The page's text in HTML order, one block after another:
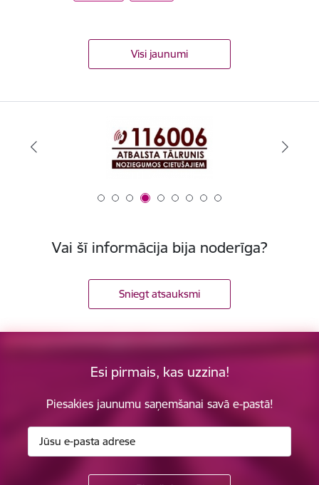
Visi jaunumi
Vai šī informācija bija noderīga?
Sniegt atsauksmi
Esi pirmais, kas uzzina!
Piesakies jaunumu saņemšanai savā e-pastā!